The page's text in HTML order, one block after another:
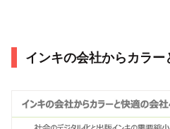
インキの会社からカラ